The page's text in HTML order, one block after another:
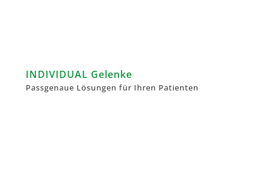
INDIVIDUAL Gelenke
Passgenaue Lösungen für Ihren Patienten